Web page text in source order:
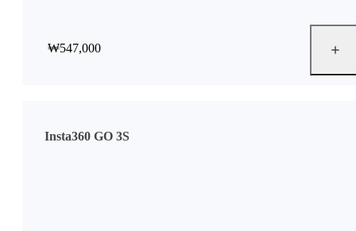
₩547,000
Insta360 GO 3S